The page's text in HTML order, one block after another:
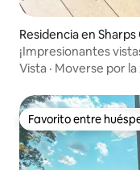
Residencia en
¡Impresionantes
Vista · Moverse por la
Favorito entre
Favorito entre